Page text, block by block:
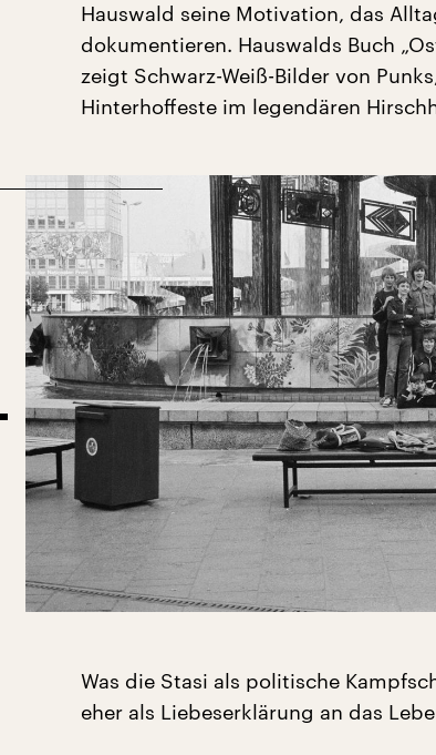
Hauswald seine Motivation, das
dokumentieren. Hauswalds Buch
zeigt Schwarz-Weiß-Bilder von
Hinterhoffeste im legendären
Was die Stasi als politische
eher als Liebeserklärung an das